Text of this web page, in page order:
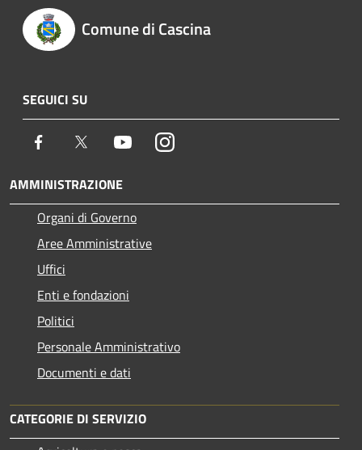
Comune di Cascina
SEGUICI SU
Facebook Twitter YoutubeInstagram
AMMINISTRAZIONE
Organi di Governo
Aree Amministrative
Uffici
Enti e fondazioni
Politici
Personale Amministrativo
Documenti e dati
CATEGORIE DI SERVIZIO